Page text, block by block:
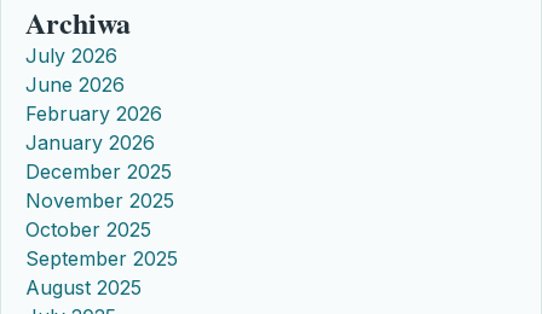
Archiwa
July 2026
June 2026
February 2026
January 2026
December 2025
November 2025
October 2025
September 2025
August 2025